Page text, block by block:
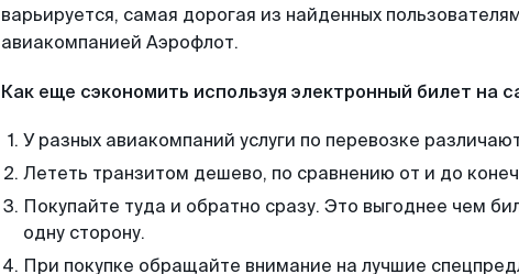
варьируется, самая дорогая из найденных
авиакомпанией Аэрофлот.
Как еще сэкономить используя электронный билет на
У разных авиакомпаний услуги по перевозке
Лететь транзитом дешево, по сравнению от и до
Покупайте туда и обратно сразу. Это выгоднее чем
одну сторону.
При покупке обращайте внимание на лучшие